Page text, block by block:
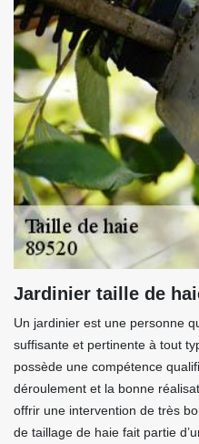
Jardinier taille de
Un jardinier est une personne
suffisante et pertinente à tout
possède une compétence
déroulement et la bonne
offrir une intervention de très
de taillage de haie fait partie